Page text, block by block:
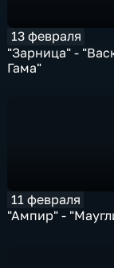
13 февраля
"Зарница" -
Гама"
11 февраля
"Ампир" -